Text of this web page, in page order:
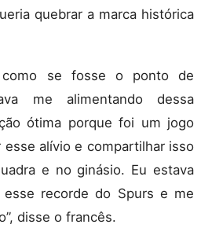
quebrar a marca histórica
como se fosse o ponto de
me alimentando dessa
ótima porque foi um jogo
alívio e compartilhar isso
e no ginásio. Eu estava
esse recorde do Spurs e me
disse o francês.